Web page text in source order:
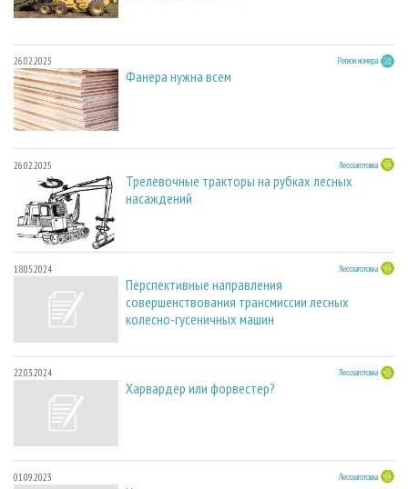
26.02.2025 Регион номера
Фанера нужна всем
26.02.2025 Лесозаготовка
Трелевочные тракторы на рубках лесных
насаждений
18.05.2024 Лесозаготовка
Перспективные направления
совершенствования трансмиссии лесных
колесно-гусеничных машин
22.03.2024 Лесозаготовка
Харвардер или форвестер?
01.09.2023 Лесозаготовка